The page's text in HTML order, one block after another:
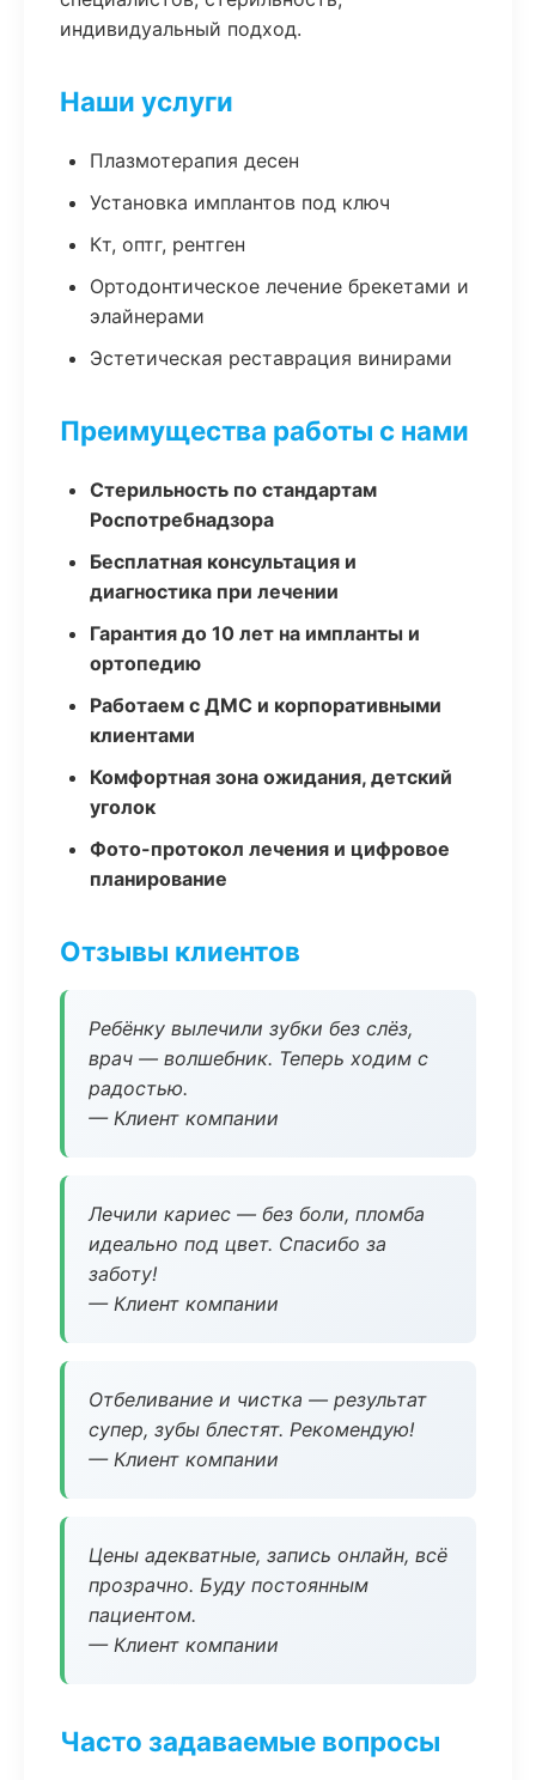
индивидуальный подход.
Наши услуги
Плазмотерапия десен
Установка имплантов под ключ
Кт, оптг, рентген
Ортодонтическое лечение брекетами и
элайнерами
Эстетическая реставрация винирами
Преимущества работы с нами
Стерильность по стандартам
Роспотребнадзора
Бесплатная консультация и
диагностика при лечении
Гарантия до 10 лет на импланты и
ортопедию
Работаем с ДМС и корпоративными
клиентами
Комфортная зона ожидания, детский
уголок
Фото-протокол лечения и цифровое
планирование
Отзывы клиентов
Ребёнку вылечили зубки без слёз,
врач — волшебник. Теперь ходим с
радостью.
— Клиент компании
Лечили кариес — без боли, пломба
идеально под цвет. Спасибо за
заботу!
— Клиент компании
Отбеливание и чистка — результат
супер, зубы блестят. Рекомендую!
— Клиент компании
Цены адекватные, запись онлайн, всё
прозрачно. Буду постоянным
пациентом.
— Клиент компании
Часто задаваемые вопросы